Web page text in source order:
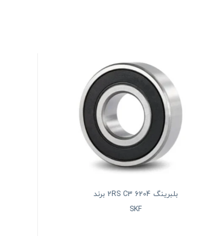
بلبرینگ 6204 2RS C3 برند